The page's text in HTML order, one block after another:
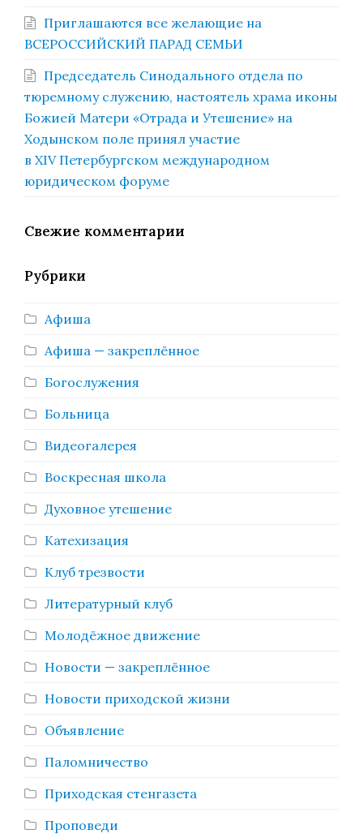
Приглашаются все желающие на
ВСЕРОССИЙСКИЙ ПАРАД СЕМЬИ
Председатель Синодального отдела по
тюремному служению, настоятель храма иконы
Божией Матери «Отрада и Утешение» на
Ходынском поле принял участие
в XIV Петербургском международном
юридическом форуме
Свежие комментарии
Рубрики
Афиша
Афиша — закреплённое
Богослужения
Больница
Видеогалерея
Воскресная школа
Духовное утешение
Катехизация
Клуб трезвости
Литературный клуб
Молодёжное движение
Новости — закреплённое
Новости приходской жизни
Объявление
Паломничество
Приходская стенгазета
Проповеди